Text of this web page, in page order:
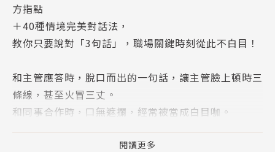
方指點
＋40種情境完美對話法，
教你只要說對「3句話」，職場關鍵時刻從此不白目！
和主管應答時，脫口而出的一句話，讓主管臉上頓時三
條線，甚至火冒三丈。
和同事合作時，口無遮攔，經常被當成白目咖。
閱讀更多